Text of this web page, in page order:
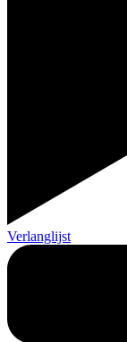
Verlanglijst